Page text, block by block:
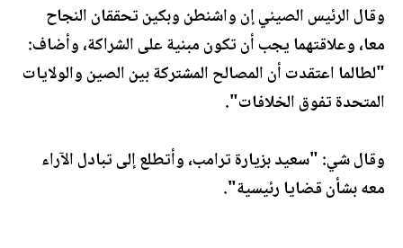
وقال ‏الرئيس الصيني إن واشنطن وبكين تحققان النجاح
معا، وعلاقتهما يجب أن تكون مبنية على الشراكة، وأضاف:
"لطالما اعتقدت أن المصالح المشتركة بين الصين والولايات
المتحدة تفوق الخلافات".
وقال شي: "سعيد بزيارة ترامب، وأتطلع إلى تبادل الآراء
معه بشأن قضايا رئيسية".